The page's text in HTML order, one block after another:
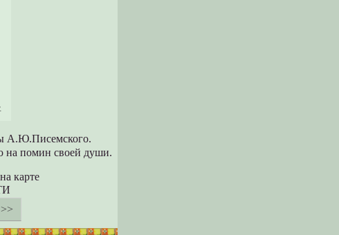
А.Ю.Писемского.
на помин своей души.
карте
>>